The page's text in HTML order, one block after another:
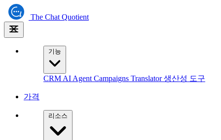
The Chat Quotient
기능
CRM AI Agent Campaigns Translator생산성 도구
가격
리소스